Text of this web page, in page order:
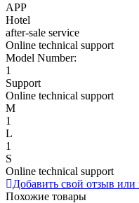
APP
Hotel
after-sale service
Online technical support
Model Number:
1
Support
Online technical support
M
1
L
1
S
Online technical support
Добавить свой отзыв или
Похожие товары